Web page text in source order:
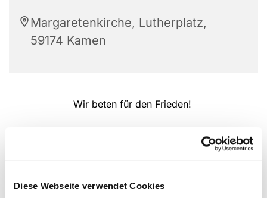
Diese Webseite verwendet Cookies
Margaretenkirche, Lutherplatz,
59174 Kamen
Wir beten für den Frieden!